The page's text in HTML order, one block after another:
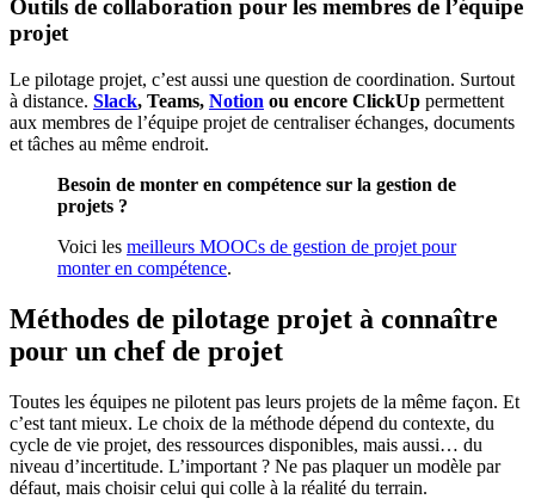
Outils de collaboration pour les membres de l’équipe
projet
Le pilotage projet, c’est aussi une question de coordination. Surtout
à distance. Slack, Teams, Notion ou encore ClickUp permettent
aux membres de l’équipe projet de centraliser échanges, documents
et tâches au même endroit.
Besoin de monter en compétence sur la gestion de
projets ?
Voici les meilleurs MOOCs de gestion de projet pour
monter en compétence.
Méthodes de pilotage projet à connaître
pour un chef de projet
Toutes les équipes ne pilotent pas leurs projets de la même façon. Et
c’est tant mieux. Le choix de la méthode dépend du contexte, du
cycle de vie projet, des ressources disponibles, mais aussi… du
niveau d’incertitude. L’important ? Ne pas plaquer un modèle par
défaut, mais choisir celui qui colle à la réalité du terrain.